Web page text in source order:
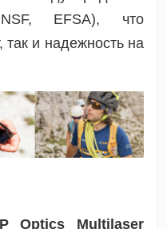
EFSA), что
так и надежность на
Optics Multilaser